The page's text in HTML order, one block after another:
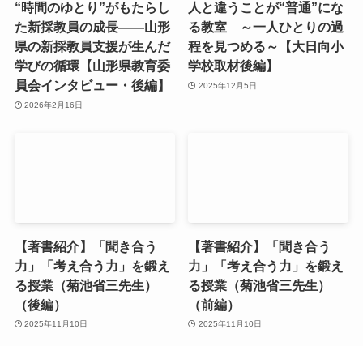
“時間のゆとり”がもたらし
た新採教員の成長――山形
県の新採教員支援が生んだ
学びの循環【山形県教育委
員会インタビュー・後編】
2026年2月16日
人と違うことが“普通”にな
る教室 ～一人ひとりの過
程を見つめる～【大日向小
学校取材後編】
2025年12月5日
【著書紹介】「聞き合う
力」「考え合う力」を鍛え
る授業（菊池省三先生）
（後編）
2025年11月10日
【著書紹介】「聞き合う
力」「考え合う力」を鍛え
る授業（菊池省三先生）
（前編）
2025年11月10日